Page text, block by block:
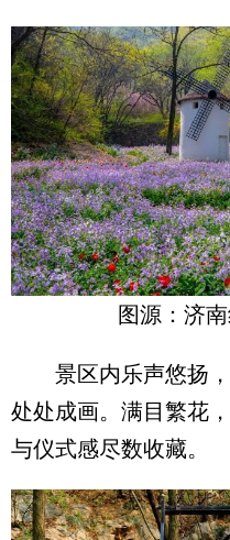
图源：济
景区内乐声悠扬，
处处成画。满目繁花
与仪式感尽数收藏。